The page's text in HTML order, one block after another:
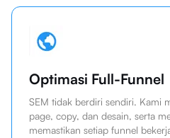
Optimasi Full-Funnel
SEM tidak berdiri sendiri. Kami
page, copy, dan desain, serta
memastikan setiap funnel